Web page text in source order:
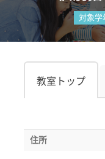
対象学
教室トップ
住所